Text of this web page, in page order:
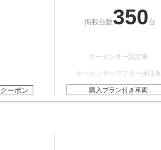
クーポン
掲載台数350台
カーセンサー認定車
カーセンサーアフター保証車
購入プラン付き車両